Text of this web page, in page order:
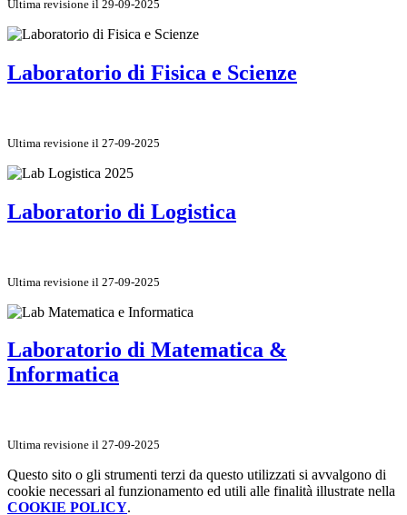
Ultima revisione il 29-09-2025
Laboratorio di Fisica e Scienze
Ultima revisione il 27-09-2025
Laboratorio di Logistica
Ultima revisione il 27-09-2025
Laboratorio di Matematica &
Informatica
Ultima revisione il 27-09-2025
Questo sito o gli strumenti terzi da questo utilizzati si avvalgono di
cookie necessari al funzionamento ed utili alle finalità illustrate nella
COOKIE POLICY.